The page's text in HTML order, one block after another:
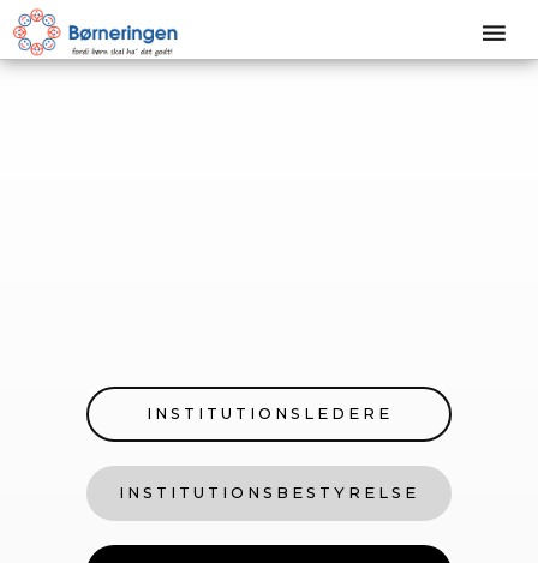
INSTITUTIONSLEDERE
INSTITUTIONSBESTYRELSE